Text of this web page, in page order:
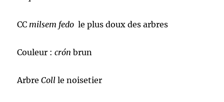
CC milsem fedo le plus doux des arbres
Couleur :crónbrun
ArbreCollle noisetier